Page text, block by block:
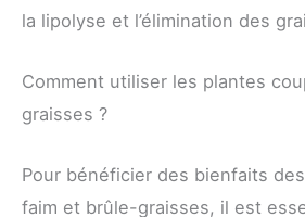
la lipolyse et l’élimination des
Comment utiliser les plantes
graisses ?
Pour bénéficier des bienfaits
faim et brûle-graisses, il est